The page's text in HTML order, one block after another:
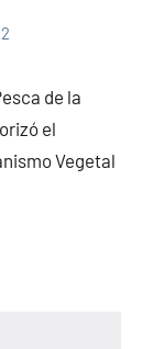
de la
el
Vegetal